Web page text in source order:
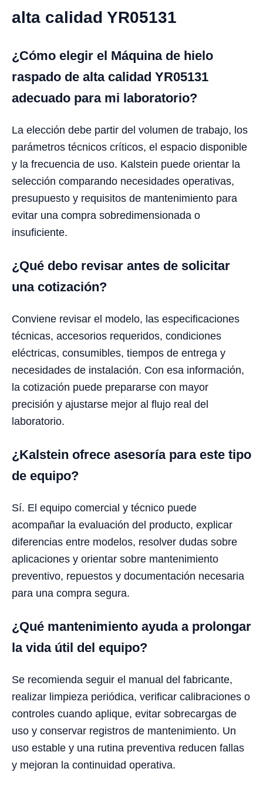
alta calidad YR05131
¿Cómo elegir el Máquina de hielo
raspado de alta calidad YR05131
adecuado para mi laboratorio?
La elección debe partir del volumen de trabajo, los
parámetros técnicos críticos, el espacio disponible
y la frecuencia de uso. Kalstein puede orientar la
selección comparando necesidades operativas,
presupuesto y requisitos de mantenimiento para
evitar una compra sobredimensionada o
insuficiente.
¿Qué debo revisar antes de solicitar
una cotización?
Conviene revisar el modelo, las especificaciones
técnicas, accesorios requeridos, condiciones
eléctricas, consumibles, tiempos de entrega y
necesidades de instalación. Con esa información,
la cotización puede prepararse con mayor
precisión y ajustarse mejor al flujo real del
laboratorio.
¿Kalstein ofrece asesoría para este tipo
de equipo?
Sí. El equipo comercial y técnico puede
acompañar la evaluación del producto, explicar
diferencias entre modelos, resolver dudas sobre
aplicaciones y orientar sobre mantenimiento
preventivo, repuestos y documentación necesaria
para una compra segura.
¿Qué mantenimiento ayuda a prolongar
la vida útil del equipo?
Se recomienda seguir el manual del fabricante,
realizar limpieza periódica, verificar calibraciones o
controles cuando aplique, evitar sobrecargas de
uso y conservar registros de mantenimiento. Un
uso estable y una rutina preventiva reducen fallas
y mejoran la continuidad operativa.